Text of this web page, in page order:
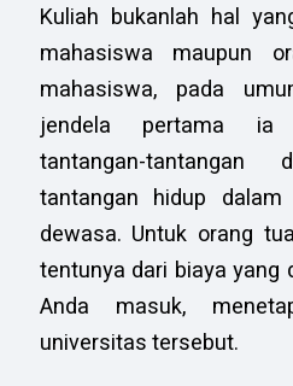
Kuliah bukanlah hal
mahasiswa maupun
mahasiswa, pada
jendela pertama ia
tantangan-
tantangan hidup
dewasa. Untuk orang
tentunya dari biaya yang
Anda masuk,
universitas tersebut.